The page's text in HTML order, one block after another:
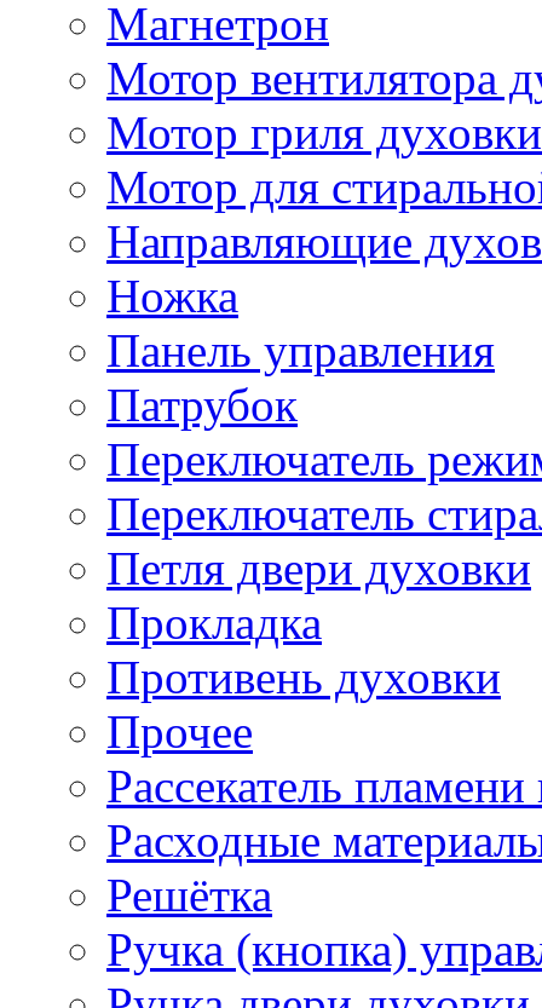
Магнетрон
Мотор вентилятора
Мотор гриля духовки
Мотор для
Направляющие
Ножка
Панель управления
Патрубок
Переключатель
Переключатель
Петля двери духовки
Прокладка
Противень духовки
Прочее
Рассекатель
Расходные
Решётка
Ручка (кнопка)